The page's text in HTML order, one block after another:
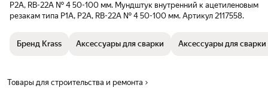
Р2А, RB-22А № 4 50-100 мм. Мундштук внутренний к ацетиленовым
резакам типа Р1А, Р2А, RB-22А № 4 50-100 мм. Артикул 2117558.
Бренд Krass Аксессуары для сварки Аксессуары для сварки
Товары для строительства и ремонта